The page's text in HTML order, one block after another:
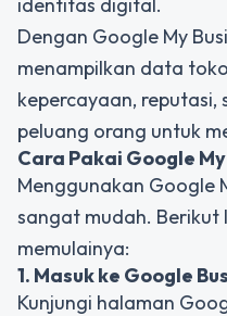
Dengan Google My
menampilkan data
kepercayaan,
peluang orang untuk
Cara Pakai Google
Menggunakan Google
sangat mudah.
memulainya:
1. Masuk ke Google
Kunjungi halaman